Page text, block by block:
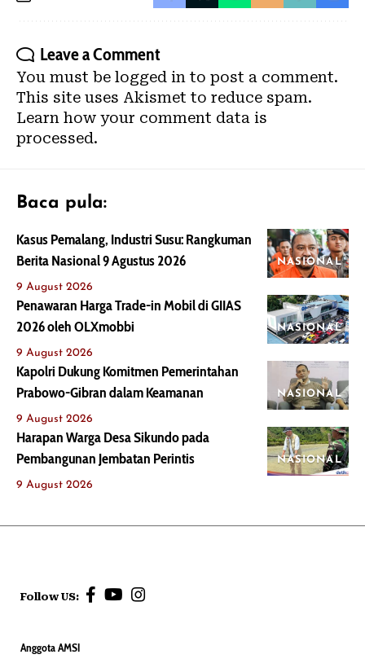
Leave a Comment
You must be logged in to post a comment.
This site uses Akismet to reduce spam.
Learn how your comment data is
processed.
Baca pula:
NASIONAL
Kasus Pemalang, Industri Susu: Rangkuman
Berita Nasional 9 Agustus 2026
9 August 2026
NASIONAL
Penawaran Harga Trade-in Mobil di GIIAS
2026 oleh OLXmobbi
9 August 2026
NASIONAL
Kapolri Dukung Komitmen Pemerintahan
Prabowo-Gibran dalam Keamanan
9 August 2026
NASIONAL
Harapan Warga Desa Sikundo pada
Pembangunan Jembatan Perintis
9 August 2026
Follow US:
Anggota AMSI